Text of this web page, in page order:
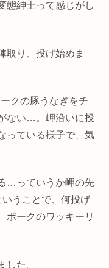
態紳士って感じがし
取り、投げ始めま
クの豚うなぎをチ
ない…。岬沿いに投
っている様子で、気
…っていうか岬の先
うことで、何投げ
ポークのワッキーリ
した。